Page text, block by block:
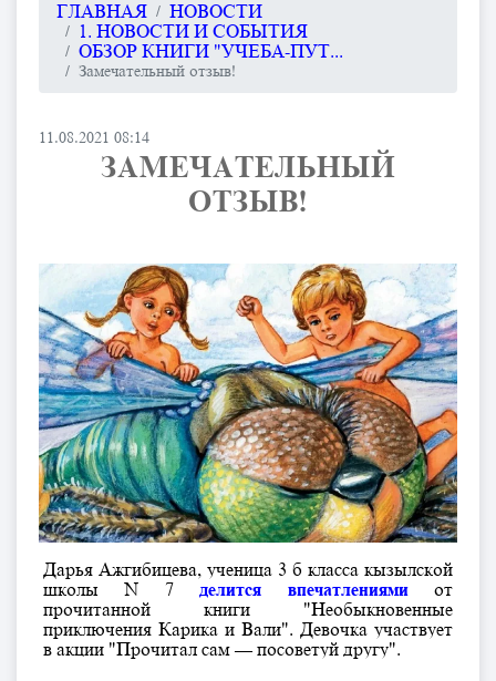
ГЛАВНАЯ
НОВОСТИ
1. НОВОСТИ И СОБЫТИЯ
ОБЗОР КНИГИ "УЧЕБА-ПУТ...
Замечательный отзыв!
11.08.2021 08:14
ЗАМЕЧАТЕЛЬНЫЙ
ОТЗЫВ!
Дарья Ажгибицева, ученица 3 б класса кызылской
школы N 7делится впечатлениямиот
прочитанной книги "Необыкновенные
приключения Карика и Вали". Девочка участвует
в акции "Прочитал сам — посоветуй другу".